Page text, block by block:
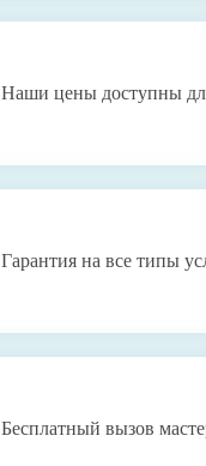
Наши цены доступны
Гарантия на все типы
Бесплатный вызов